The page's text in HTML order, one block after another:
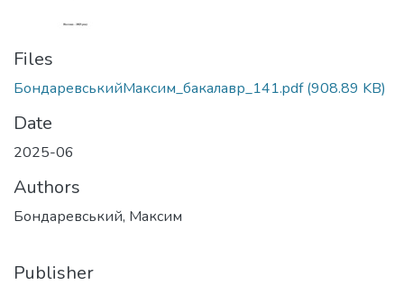
Files
БондаревськийМаксим_бакалавр_141.pdf(908.89 KB)
Date
2025-06
Authors
Бондаревський, Максим
Publisher